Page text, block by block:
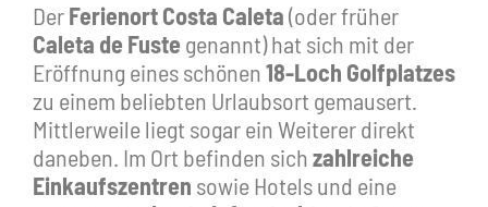
DerFerienort Costa Caleta(oder früher
Caleta de Fuste genannt) hat sich mit der
Eröffnung eines schönen 18-Loch Golfplatzes
zu einem beliebten Urlaubsort gemausert.
Mittlerweile liegt sogar ein Weiterer direkt
daneben. Im Ort befinden sich zahlreiche
Einkaufszentren sowie Hotels und eine